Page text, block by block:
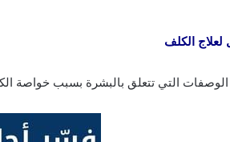
لعلاج الكلف
التي تتعلق بالبشرة بسبب خواصة